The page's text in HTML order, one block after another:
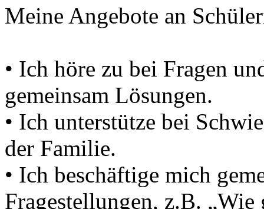
Meine Angebote an
• Ich höre zu bei Fragen
gemeinsam Lösungen.
• Ich unterstütze bei
der Familie.
• Ich beschäftige mich
Fragestellungen, z.B.